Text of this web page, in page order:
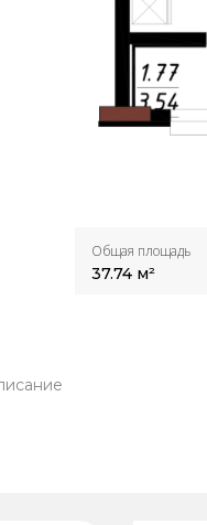
Общая площадь
37.74 м²